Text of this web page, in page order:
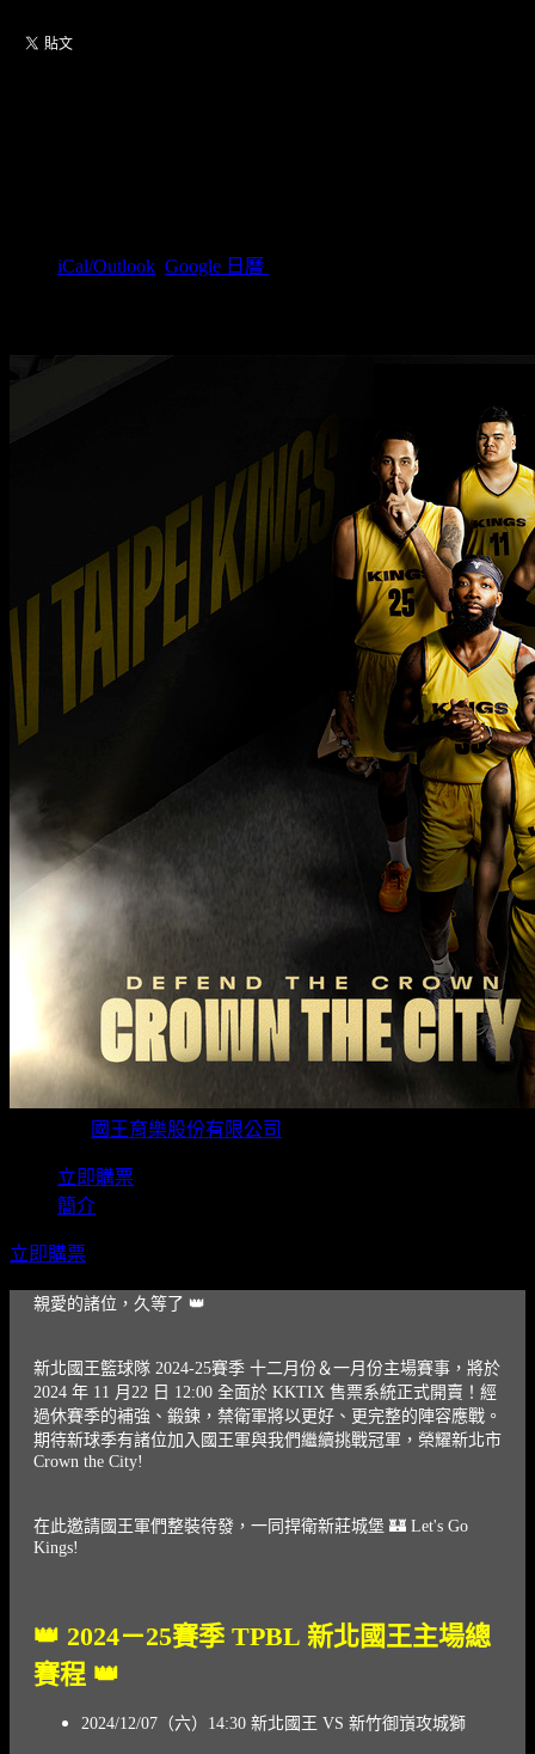
iCal/Outlook Google 日曆
國王育樂股份有限公司
立即購票
簡介
立即購票
親愛的諸位，久等了 👑
新北國王籃球隊 2024-25賽季 十二月份＆一月份主場賽事，將於
2024 年 11 月22 日 12:00 全面於 KKTIX 售票系統正式開賣！經
過休賽季的補強、鍛鍊，禁衛軍將以更好、更完整的陣容應戰。
期待新球季有諸位加入國王軍與我們繼續挑戰冠軍，榮耀新北市
Crown the City!
在此邀請國王軍們整裝待發，一同捍衛新莊城堡 🏰 Let's Go
Kings!
👑 2024－25賽季 TPBL 新北國王主場總
賽程 👑
2024/12/07（六）14:30 新北國王 VS 新竹御嵿攻城獅